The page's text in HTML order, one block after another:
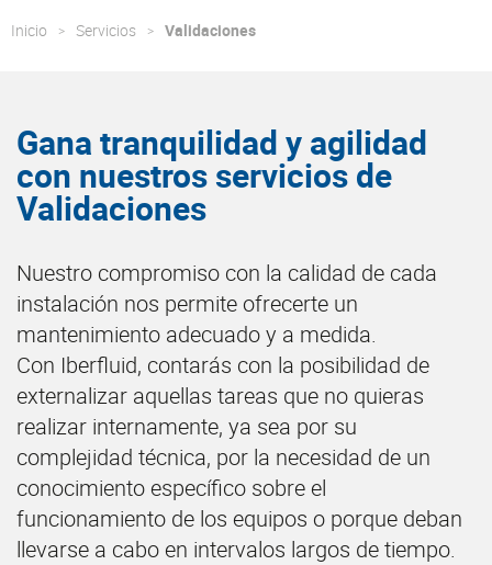
Inicio Servicios Validaciones
Gana tranquilidad y agilidad
con nuestros servicios de
Validaciones
Nuestro compromiso con la calidad de cada
instalación nos permite ofrecerte un
mantenimiento adecuado y a medida.
Con Iberfluid, contarás con la posibilidad de
externalizar aquellas tareas que no quieras
realizar internamente, ya sea por su
complejidad técnica, por la necesidad de un
conocimiento específico sobre el
funcionamiento de los equipos o porque deban
llevarse a cabo en intervalos largos de tiempo.